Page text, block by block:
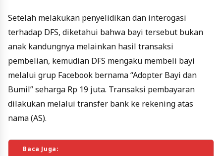
Setelah melakukan penyelidikan dan interogasi
terhadap DFS, diketahui bahwa bayi tersebut bukan
anak kandungnya melainkan hasil transaksi
pembelian, kemudian DFS mengaku membeli bayi
melalui grup Facebook bernama “Adopter Bayi dan
Bumil” seharga Rp 19 juta. Transaksi pembayaran
dilakukan melalui transfer bank ke rekening atas
nama (AS).
Baca Juga: